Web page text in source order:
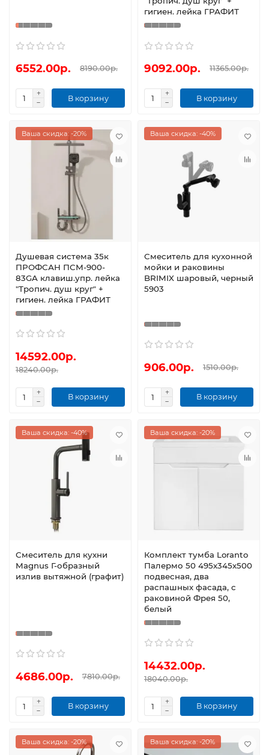
6552.00р. 8190.00р.
В корзину
гигиен. лейка ГРАФИТ
9092.00р. 11365.00р.
В корзину
Ваша скидка: -20%
Душевая система 35к
ПРОФСАН ПСМ-900-
83GA клавиш.упр. лейка
"Тропич. душ круг" +
гигиен. лейка ГРАФИТ
14592.00р.
18240.00р.
В корзину
Ваша скидка: -40%
Смеситель для кухонной
мойки и раковины
BRIMIX шаровый, черный
5903
906.00р. 1510.00р.
В корзину
Ваша скидка: -40%
Смеситель для кухни
Magnus Г-образный
излив вытяжной (графит)
4686.00р. 7810.00р.
В корзину
Ваша скидка: -20%
Комплект тумба Loranto
Палермо 50 495х345х500
подвесная, два
распашных фасада, с
раковиной Фрея 50,
белый
14432.00р.
18040.00р.
В корзину
Ваша скидка: -20% Ваша скидка: -20%